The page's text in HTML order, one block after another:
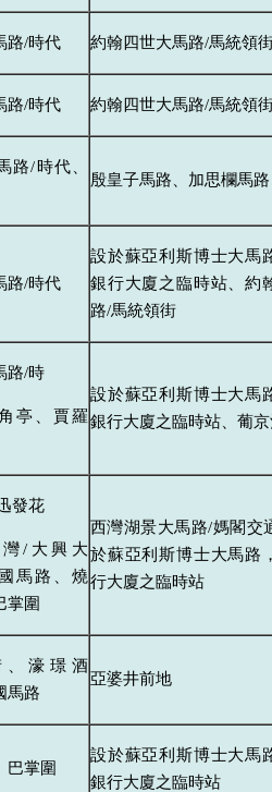
路/時代 約翰四世大馬路/馬統領
路/時代 約翰四世大馬路/馬統領
路/時代、
殷皇子馬路、加思欄馬路
路/時代
設於蘇亞利斯博士大馬
銀行大廈之臨時站、約
路/馬統領街
路/時
亭、賈羅
設於蘇亞利斯博士大馬
銀行大廈之臨時站、葡
發花
/大興大
馬路、燒
掌圍
西灣湖景大馬路/媽閣交
於蘇亞利斯博士大馬路
行大廈之臨時站
、濠璟酒
馬路
亞婆井前地
巴掌圍
設於蘇亞利斯博士大馬
銀行大廈之臨時站